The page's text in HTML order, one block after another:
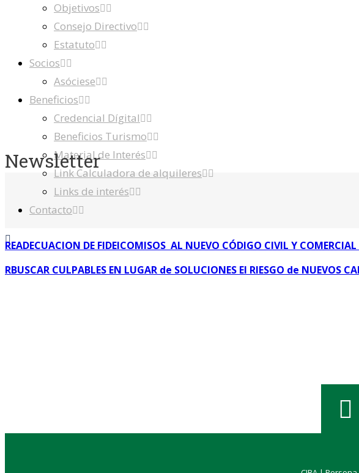
Objetivos
Consejo Directivo
Estatuto
Socios
Asóciese
Beneficios
Credencial Dígital
Beneficios Turismo
Material de Interés
Link Calculadora de alquileres
Links de interés
Contacto
Newsletter
READECUACION DE FIDEICOMISOS AL NUEVO CÓDIGO CIVIL Y
RBUSCAR CULPABLES EN LUGAR de SOLUCIONES El RIESGO de NUEVOS